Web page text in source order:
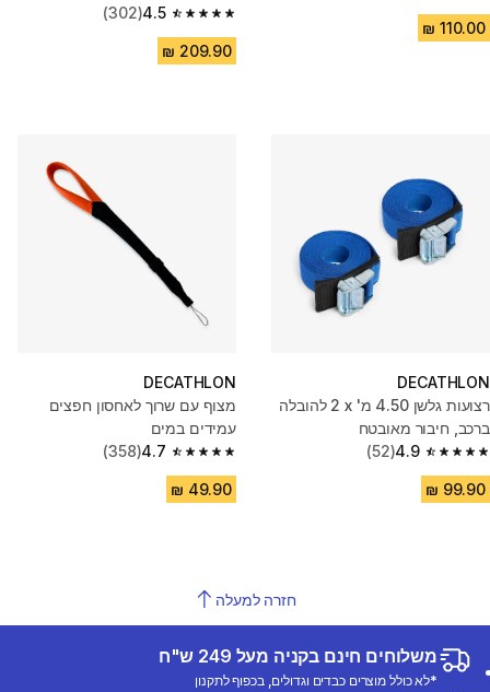
4.5
4.5 out of 5 stars from 302 reviews
(302)
DECATHLON
רצועות גלשן 4.50 מ' x ‏2 להובלה
ברכב, חיבור מאובטח
4.9
4.9 out of 5 stars from 52 reviews
(52)
DECATHLON
מצוף עם שרוך לאחסון חפצים
עמידים במים
4.7
4.7 out of 5 stars from 358 reviews
(358)
חזרה למעלה
משלוחים חינם בקניה מעל 249 ש"ח
*לא כולל מוצרים כבדים וגדולים, בכפוף לתקנון